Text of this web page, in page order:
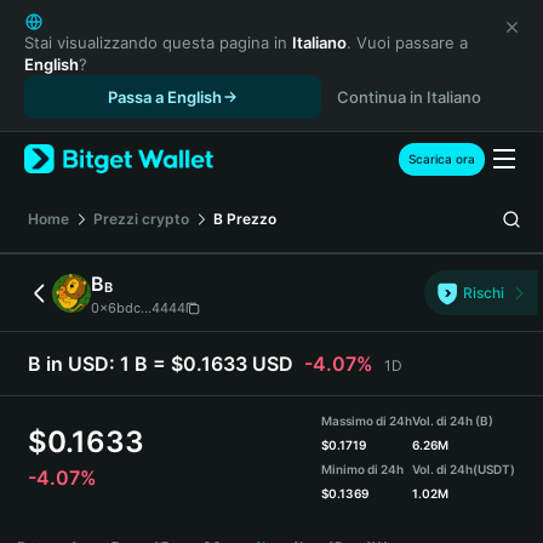
English
日本語
Tiếng Việt
Español (Latinoamérica)
Türkçe
Français
Deutsch
简体中文
繁體中文
Português (Portugal)
Bahasa Indonesia
ภาษาไทย
Español
Español (Argentina)
Stai visualizzando questa pagina in Italiano. Vuoi passare a
English?
Passa a English
Continua in Italiano
Scarica ora
Home Prezzi crypto B Prezzo
BB
0x6bdc...4444
Rischi
B in USD: 1 B = $0.1633 USD -4.07% 1D
$0.1633
-4.07%
Massimo di 24h
$0.1719
Minimo di 24h
$0.1369
Vol. di 24h (B)
6.26M
Vol. di 24h(USDT)
1.02M